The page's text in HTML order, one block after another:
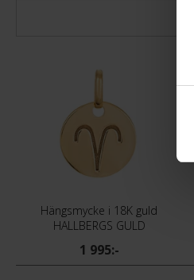
Hängsmycke i 18K guld
HALLBERGS GULD
1 995:-